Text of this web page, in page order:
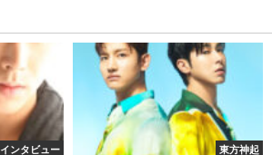
インタビュー 東方神起